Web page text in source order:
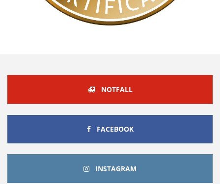
NOTFALL
FACEBOOKFACEBOOK
INSTAGRAM